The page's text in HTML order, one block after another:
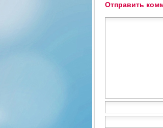
Отправить